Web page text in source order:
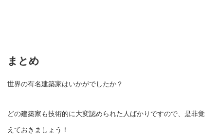
まとめ
世界の有名建築家はいかがでしたか？
どの建築家も技術的に大変認められた人ばかりですので、是非覚
えておきましょう！